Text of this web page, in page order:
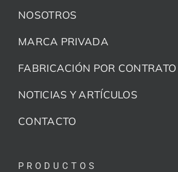
NOSOTROS
MARCA PRIVADA
FABRICACIÓN POR CONTRATO
NOTICIAS Y ARTÍCULOS
CONTACTO
PRODUCTOS